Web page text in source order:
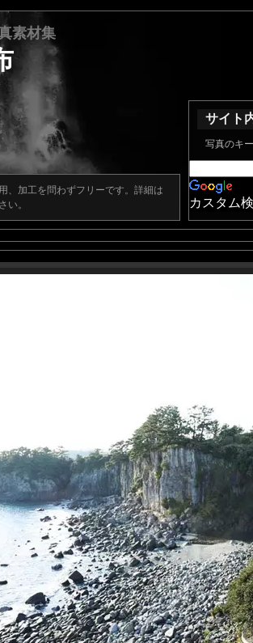
素材集
、加工を問わずフリーです。詳細は
い。
サイト
写真のキ
カスタム